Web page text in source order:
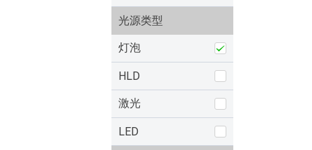
光源类型
灯泡
HLD
激光
LED